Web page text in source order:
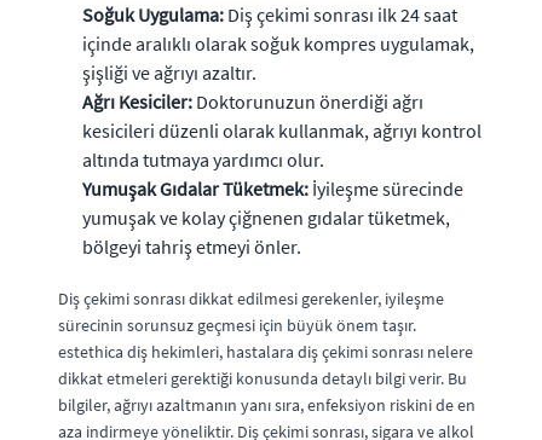
Soğuk Uygulama: Diş çekimi sonrası ilk 24 saat
içinde aralıklı olarak soğuk kompres uygulamak,
şişliği ve ağrıyı azaltır.
Ağrı Kesiciler: Doktorunuzun önerdiği ağrı
kesicileri düzenli olarak kullanmak, ağrıyı kontrol
altında tutmaya yardımcı olur.
Yumuşak Gıdalar Tüketmek: İyileşme sürecinde
yumuşak ve kolay çiğnenen gıdalar tüketmek,
bölgeyi tahriş etmeyi önler.
Diş çekimi sonrası dikkat edilmesi gerekenler, iyileşme
sürecinin sorunsuz geçmesi için büyük önem taşır.
estethica diş hekimleri, hastalara diş çekimi sonrası nelere
dikkat etmeleri gerektiği konusunda detaylı bilgi verir. Bu
bilgiler, ağrıyı azaltmanın yanı sıra, enfeksiyon riskini de en
aza indirmeye yöneliktir. Diş çekimi sonrası, sigara ve alkol